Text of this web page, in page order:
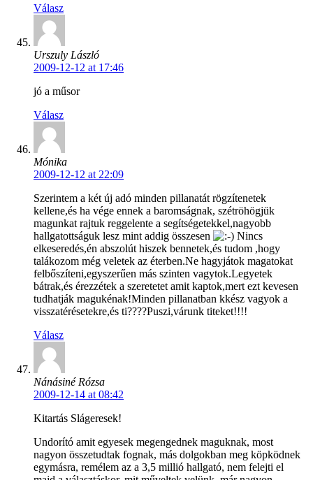
Válasz
Urszuly László
2009-12-12 at 17:46
jó a műsor
Válasz
Mónika
2009-12-12 at 22:09
Szerintem a két új adó minden pillanatát rögzítenetek
kellene,és ha vége ennek a baromságnak, szétröhögjük
magunkat rajtuk reggelente a segítségetekkel,nagyobb
hallgatottságuk lesz mint addig összesen
Nincs
elkeseredés,én abszolút hiszek bennetek,és tudom ,hogy
talákozom még veletek az éterben.Ne hagyjátok magatokat
felbőszíteni,egyszerűen más szinten vagytok.Legyetek
bátrak,és érezzétek a szeretetet amit kaptok,mert ezt kevesen
tudhatják magukénak!Minden pillanatban kkész vagyok a
visszatérésetekre,és ti????Puszi,várunk titeket!!!!
Válasz
Nánásiné Rózsa
2009-12-14 at 08:42
Kitartás Slágeresek!
Undorító amit egyesek megengednek maguknak, most
nagyon összetudtak fognak, más dolgokban meg köpködnek
egymásra, remélem az a 3,5 millió hallgató, nem felejti el